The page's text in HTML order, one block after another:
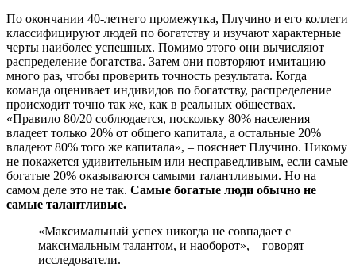
По окончании 40-летнего промежутка, Плучино и его коллеги
классифицируют людей по богатству и изучают характерные
черты наиболее успешных. Помимо этого они вычисляют
распределение богатства. Затем они повторяют имитацию
много раз, чтобы проверить точность результата. Когда
команда оценивает индивидов по богатству, распределение
происходит точно так же, как в реальных обществах.
«Правило 80/20 соблюдается, поскольку 80% населения
владеет только 20% от общего капитала, а остальные 20%
владеют 80% того же капитала», – поясняет Плучино. Никому
не покажется удивительным или несправедливым, если самые
богатые 20% оказываются самыми талантливыми. Но на
самом деле это не так. Самые богатые люди обычно не
самые талантливые.
«Максимальный успех никогда не совпадает с
максимальным талантом, и наоборот», – говорят
исследователи.